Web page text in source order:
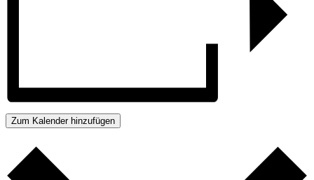
Zum Kalender hinzufügen